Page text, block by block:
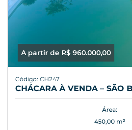
A partir de R$ 960.000,00
Código: CH247
CHÁCARA À VENDA – SÃO
Área:
450,00 m²